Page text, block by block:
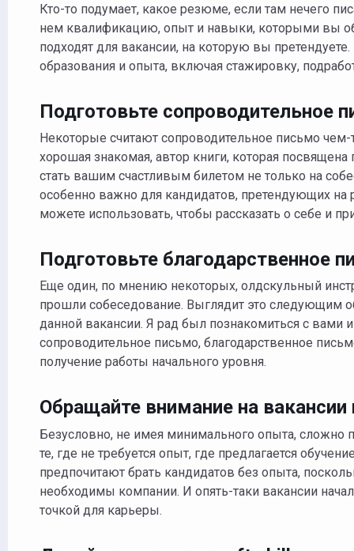
Кто-то подумает, какое резюме, если там нечего
нем квалификацию, опыт и навыки, которыми вы
подходят для вакансии, на которую вы
образования и опыта, включая стажировку,
Подготовьте сопроводительное
Некоторые считают сопроводительное письмо
хорошая знакомая, автор книги, которая
стать вашим счастливым билетом не только на
особенно важно для кандидатов, претендующих на
можете использовать, чтобы рассказать о себе и
Подготовьте благодарственное
Еще один, по мнению некоторых, олдскульный
прошли собеседование. Выглядит это следующим
данной вакансии. Я рад был познакомиться с вами
сопроводительное письмо, благодарственное
получение работы начального уровня.
Обращайте внимание на вакансии
Безусловно, не имея минимального опыта, сложно
те, где не требуется опыт, где предлагается
предпочитают брать кандидатов без опыта,
необходимы компании. И опять-таки вакансии
точкой для карьеры.